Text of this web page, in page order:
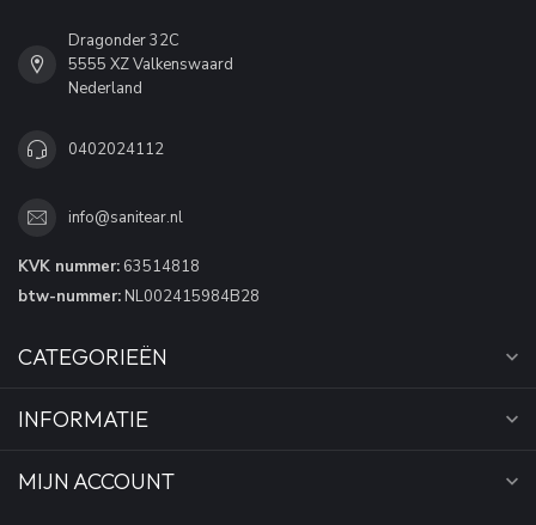
Dragonder 32C
5555 XZ Valkenswaard
Nederland
0402024112
info@sanitear.nl
KVK nummer: 63514818
btw-nummer: NL002415984B28
CATEGORIEËN
INFORMATIE
MIJN ACCOUNT